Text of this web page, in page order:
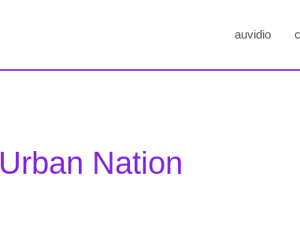
auvidio
Urban Nation